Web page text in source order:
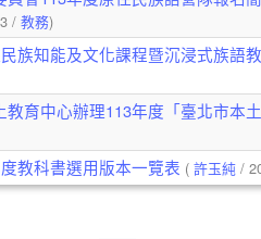
/ 教務)
族知能及文化課程暨沉浸式族語
育中心辦理113年度「臺北市本
教科書選用版本一覽表 (許玉純/